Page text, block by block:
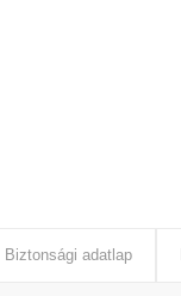
Biztonsági adatlap